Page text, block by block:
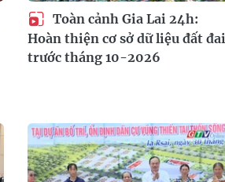
Toàn cảnh Gia Lai 24h:
Hoàn thiện cơ sở dữ liệu đất đai
trước tháng 10-2026